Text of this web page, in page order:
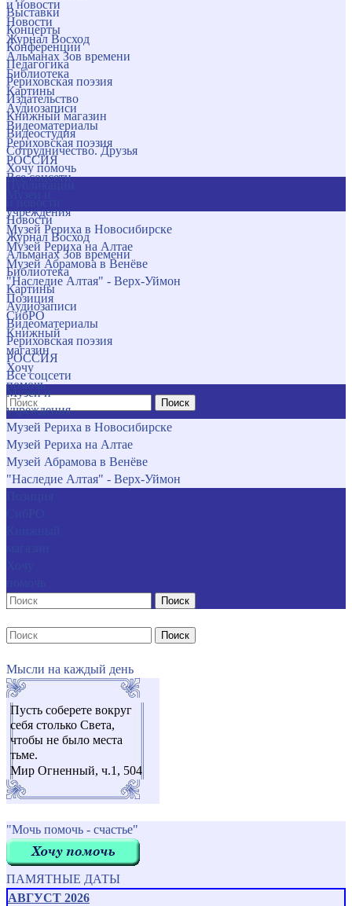
и новости
Новости
Журнал Восход
Альманах Зов времени
Библиотека
Картины
Аудиозаписи
Видеоматериалы
Рериховская поэзия
РОССИЯ
Все соцсети
учреждения
Музей Рериха в Новосибирске
Музей Рериха на Алтае
Музей Абрамова в Венёве
"Наследие Алтая" - Верх-Уймон
Позиция
СибРО
Книжный
магазин
Хочу
помочь
Поиск
Выставки
Концерты
Конференции
Педагогика
Рериховская поэзия
Издательство
Книжный магазин
Видеостудия
Сотрудничество. Друзья
Хочу помочь
Новости
Журнал Восход
Альманах Зов времени
Библиотека
Картины
Аудиозаписи
Видеоматериалы
Рериховская поэзия
РОССИЯ
Все соцсети
Музеи и
учреждения
Музей Рериха в Новосибирске
Музей Рериха на Алтае
Музей Абрамова в Венёве
"Наследие Алтая" - Верх-Уймон
Поиск
Поиск
Мысли на каждый день
Пусть соберете вокруг
себя столько Света,
чтобы не было места
тьме.
Мир Огненный, ч.1, 504
"Мочь помочь - счастье"
ПАМЯТНЫЕ ДАТЫ
АВГУСТ 2026